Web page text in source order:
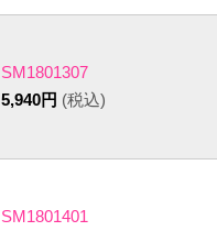
SM1801307
5,940円 (税込)
SM1801401